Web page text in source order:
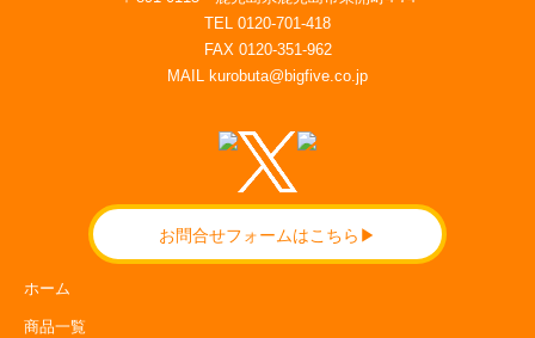
TEL 0120-701-418
FAX 0120-351-962
MAIL kurobuta@bigfive.co.jp
お問合せフォームはこちら▶
ホーム
商品一覧